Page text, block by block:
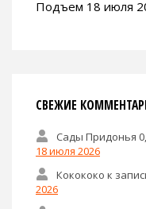
Подъем 18 июля
СВЕЖИЕ
Сады Придонья
18 июля 2026
Кокококо к
2026